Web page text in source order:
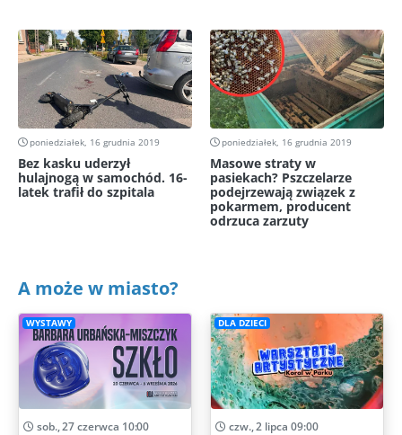
poniedziałek, 16 grudnia 2019
Bez kasku uderzył
hulajnogą w samochód. 16-
latek trafił do szpitala
poniedziałek, 16 grudnia 2019
Masowe straty w
pasiekach? Pszczelarze
podejrzewają związek z
pokarmem, producent
odrzuca zarzuty
A może w miasto?
WYSTAWY
sob., 27 czerwca 10:00
DLA DZIECI
czw., 2 lipca 09:00